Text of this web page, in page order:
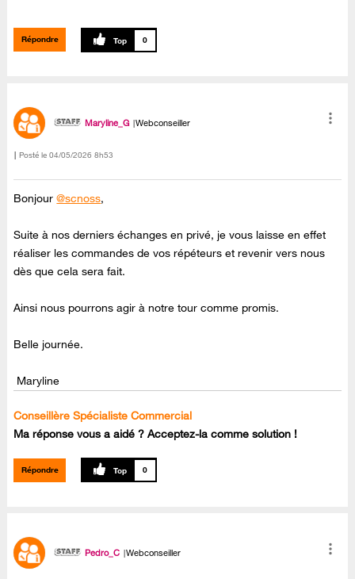
Répondre 0
Maryline_G Webconseiller
Posté le ‎04/05/2026 8h53
Bonjour@scnoss,
Suite à nos derniers échanges en privé, je vous laisse en effet
réaliser les commandes de vos répéteurs et revenir vers nous
dès que cela sera fait.
Ainsi nous pourrons agir à notre tour comme promis.
Belle journée.
Maryline
Conseillère Spécialiste Commercial
Ma réponse vous a aidé ? Acceptez-la comme solution !
Répondre 0
Pedro_C Webconseiller